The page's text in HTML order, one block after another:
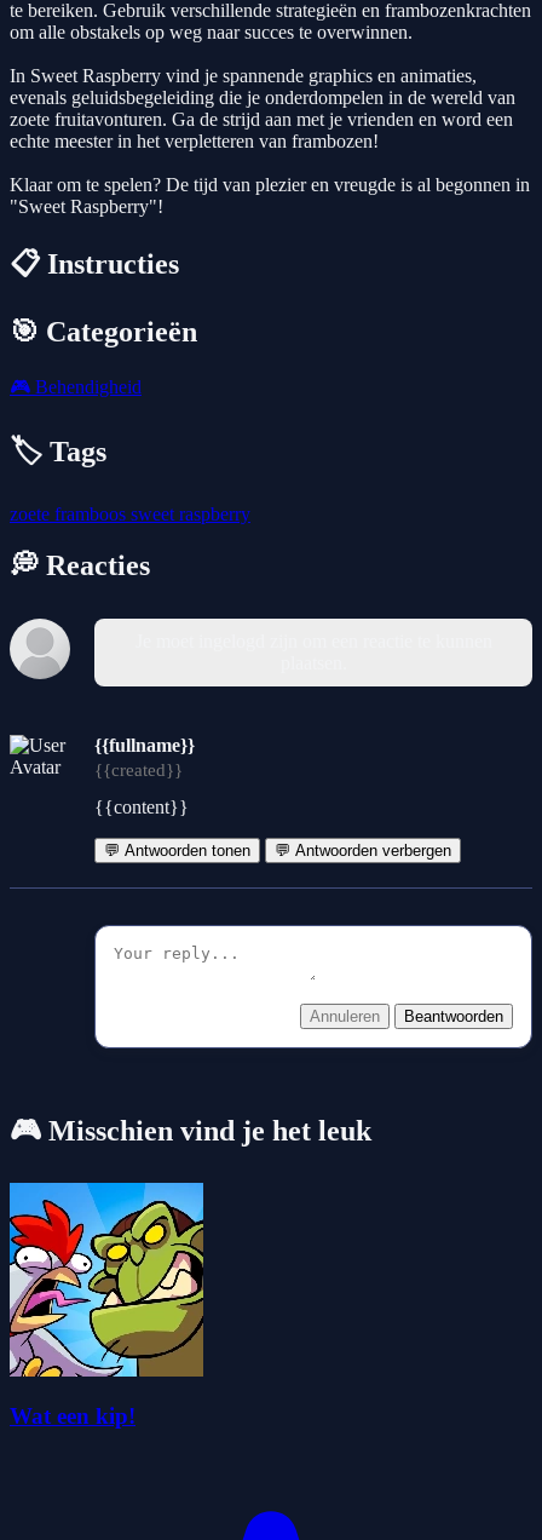
te bereiken. Gebruik verschillende strategieën en frambozenkrachten
om alle obstakels op weg naar succes te overwinnen.
In Sweet Raspberry vind je spannende graphics en animaties,
evenals geluidsbegeleiding die je onderdompelen in de wereld van
zoete fruitavonturen. Ga de strijd aan met je vrienden en word een
echte meester in het verpletteren van frambozen!
Klaar om te spelen? De tijd van plezier en vreugde is al begonnen in
"Sweet Raspberry"!
📋 Instructies
🎯 Categorieën
🎮 Behendigheid
🏷️ Tags
zoete framboos sweet raspberry
💭 Reacties
{{fullname}}
{{created}}
{{content}}
💬 Antwoorden tonen 💬 Antwoorden verbergen
Annuleren Beantwoorden
🎮 Misschien vind je het leuk
Wat een kip!